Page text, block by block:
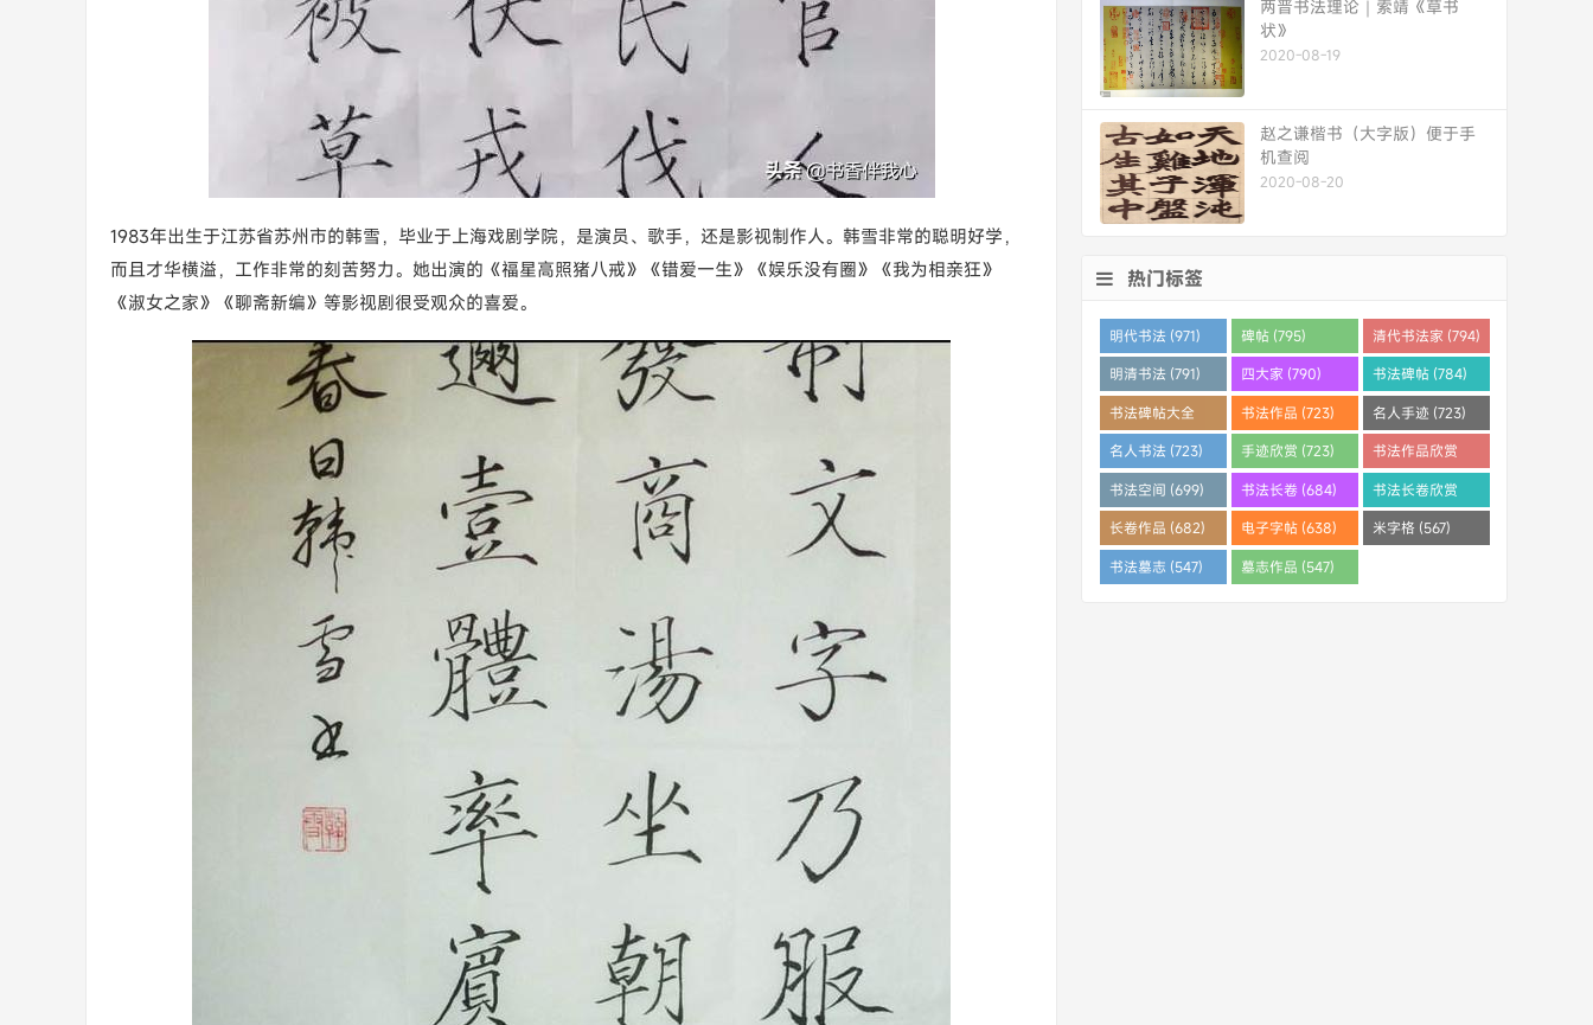
1983年出生于江苏省苏州市的韩雪，毕业于上海戏剧学院，是演员、歌手，还是影视制作人。韩雪非常的聪明好学，
而且才华横溢，工作非常的刻苦努力。她出演的《福星高照猪八戒》《错爱一生》《娱乐没有圈》《我为相亲狂》
《淑女之家》《聊斋新编》等影视剧很受观众的喜爱。
两晋书法理论｜索靖《草书
状》
2020-08-19
赵之谦楷书（大字版）便于手
机查阅
2020-08-20
热门标签
明代书法 (971) 碑帖 (795) 清代书法家 (794)
明清书法 (791) 四大家 (790) 书法碑帖 (784)
书法碑帖大全
(784)
书法作品 (723) 名人手迹 (723)
名人书法 (723) 手迹欣赏 (723)
书法作品欣赏
(710)
书法空间 (699) 书法长卷 (684)
书法长卷欣赏
(682)
长卷作品 (682) 电子字帖 (638) 米字格 (567)
书法墓志 (547) 墓志作品 (547)